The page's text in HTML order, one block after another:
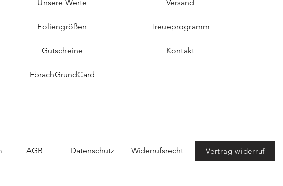
Unsere Werte
Foliengrößen
Gutscheine
EbrachGrundCard
Versand
Treueprogramm
Kontakt
AGB Datenschutz Widerrufsrecht Vertrag widerruf